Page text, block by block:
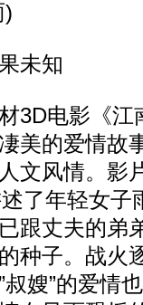
未知
电影《江
美的爱情故
文风情。影
了年轻女子
跟丈夫的弟
种子。战火
嫂”的爱情